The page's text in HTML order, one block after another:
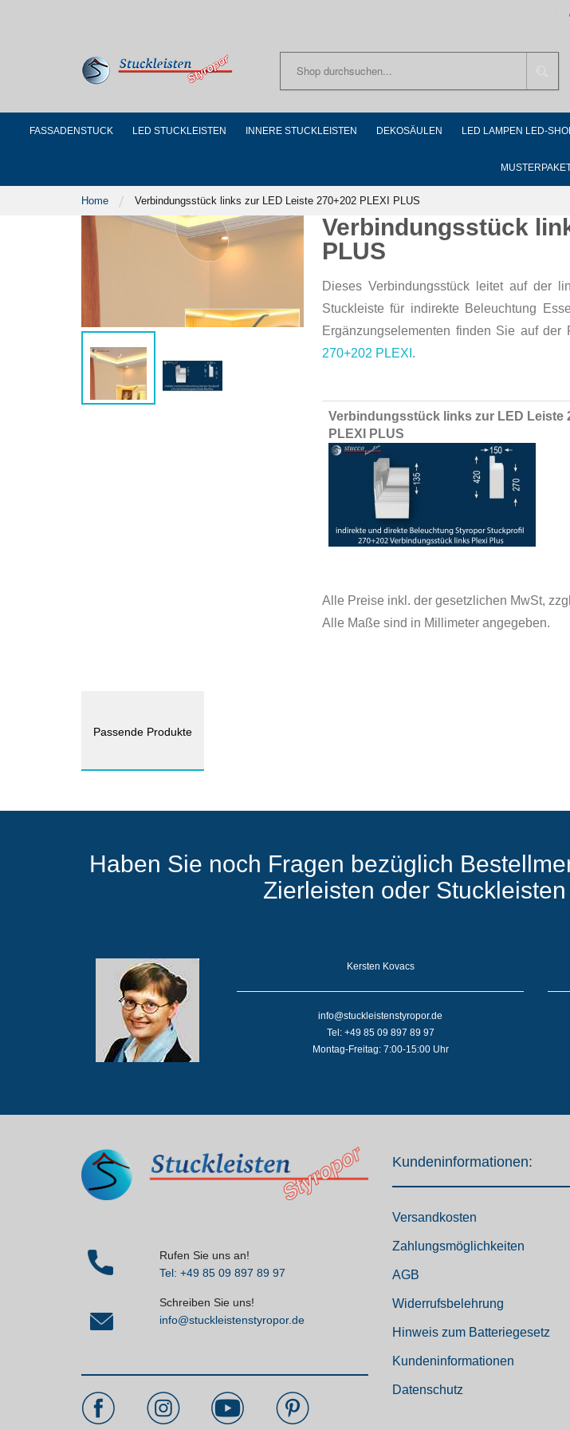
FASSADENSTUCK LED STUCKLEISTEN INNERE STUCKLEISTEN DEKOSÄULEN LED LAMPEN LED-
Home Verbindungsstück links zur LED Leiste 270+202 PLEXI PLUS
Verbindungsstück
PLUS
Dieses Verbindungsstück leitet auf der
Stuckleiste für indirekte Beleuchtung
Ergänzungselementen finden Sie auf der
270+202 PLEXI .
Grouped
product
items
Verbindungsstück links zur LED Leiste
PLEXI PLUS
Alle Preise inkl. der gesetzlichen MwSt,
Alle Maße sind in Millimeter angegeben.
Passende Produkte
Haben Sie noch Fragen bezüglich
Zierleisten oder
Kersten Kovacs
info@stuckleistenstyropor.de
Tel: +49 85 09 897 89 97
Montag-Freitag: 7:00-15:00 Uhr
Rufen Sie uns an!
Tel: +49 85 09 897 89 97
Schreiben Sie uns!
info@stuckleistenstyropor.de
Kundeninformationen:
Versandkosten
Zahlungsmöglichkeiten
AGB
Widerrufsbelehrung
Hinweis zum Batteriegesetz
Kundeninformationen
Datenschutz